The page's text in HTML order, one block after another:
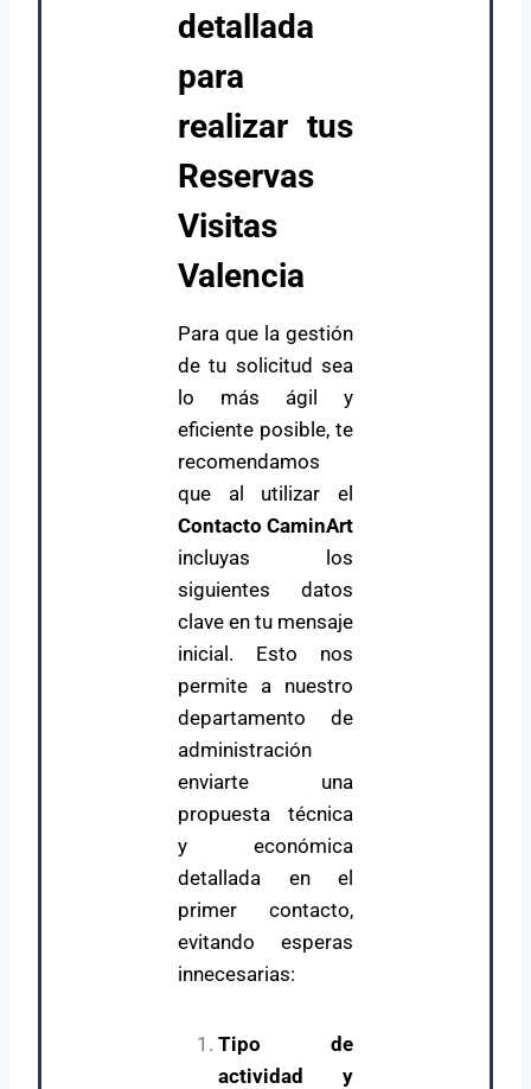
detallada
para
realizar tus
Reservas
Visitas
Valencia
Para que la gestión
de tu solicitud sea
lo más ágil y
eficiente posible, te
recomendamos
que al utilizar el
Contacto CaminArt
incluyas los
siguientes datos
clave en tu mensaje
inicial. Esto nos
permite a nuestro
departamento de
administración
enviarte una
propuesta técnica
y económica
detallada en el
primer contacto,
evitando esperas
innecesarias:
Tipo de
actividad y